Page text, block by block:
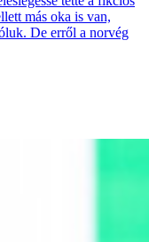
más oka is van,
De erről a norvég